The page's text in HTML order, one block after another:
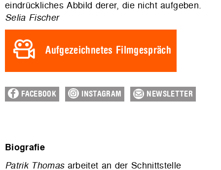
eindrückliches Abbild derer, die nicht aufgeben.
Selia Fischer
Aufgezeichnetes Filmgespräch
FACEBOOK INSTAGRAM NEWSLETTER
Biografie
Patrik Thomas arbeitet an der Schnittstelle